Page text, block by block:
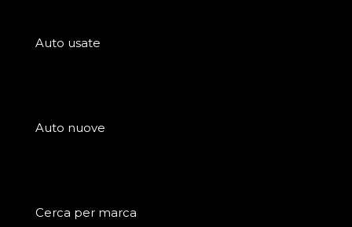
Auto usate
Auto nuove
Cerca per marca